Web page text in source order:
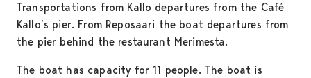
Transportations from Kallo departures from the Café
Kallo’s pier. From Reposaari the boat departures from
the pier behind the restaurant Merimesta.
The boat has capacity for 11 people. The boat is